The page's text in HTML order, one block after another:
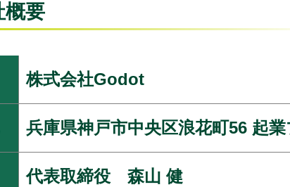
要
株式会社Godot
兵庫県神戸市中央区浪花町56 起
代表取締役 森山 健